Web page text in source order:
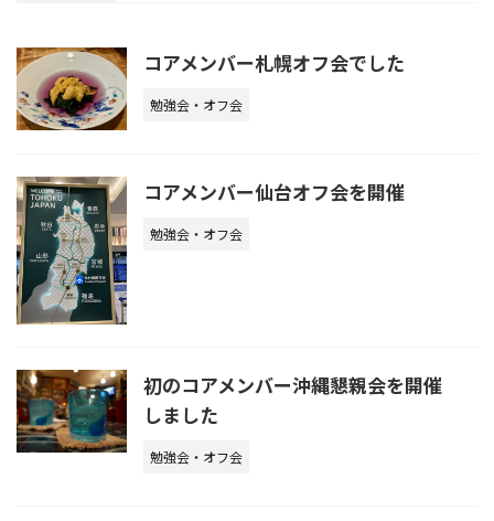
コアメンバー札幌オフ会でした
勉強会・オフ会
コアメンバー仙台オフ会を開催
勉強会・オフ会
初のコアメンバー沖縄懇親会を開催
しました
勉強会・オフ会